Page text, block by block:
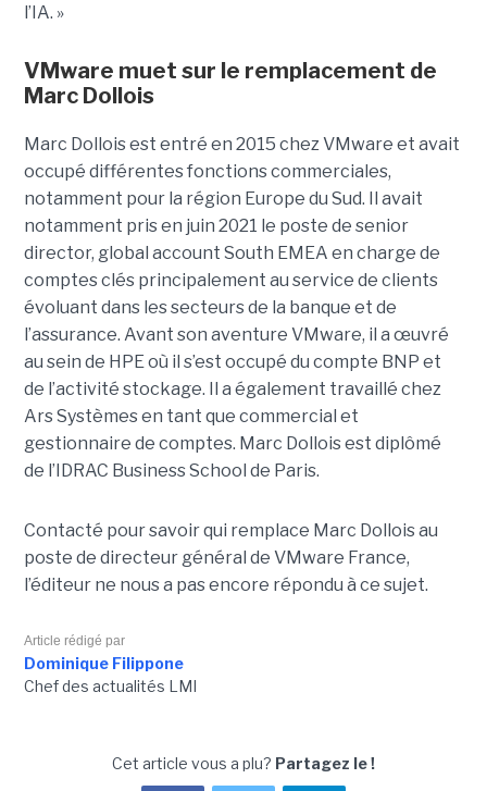
l’IA. »
VMware muet sur le remplacement de
Marc Dollois
Marc Dollois est entré en 2015 chez VMware et avait
occupé différentes fonctions commerciales,
notamment pour la région Europe du Sud. Il avait
notamment pris en juin 2021 le poste de senior
director, global account South EMEA en charge de
comptes clés principalement au service de clients
évoluant dans les secteurs de la banque et de
l’assurance. Avant son aventure VMware, il a œuvré
au sein de HPE où il s’est occupé du compte BNP et
de l’activité stockage. Il a également travaillé chez
Ars Systèmes en tant que commercial et
gestionnaire de comptes. Marc Dollois est diplômé
de l’IDRAC Business School de Paris.
Contacté pour savoir qui remplace Marc Dollois au
poste de directeur général de VMware France,
l’éditeur ne nous a pas encore répondu à ce sujet.
Article rédigé par
Dominique Filippone
Chef des actualités LMI
Cet article vous a plu? Partagez le !